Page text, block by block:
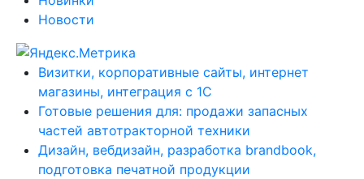
Новости
Визитки, корпоративные сайты, интернет
магазины, интеграция с 1С
Готовые решения для: продажи запасных
частей автотракторной техники
Дизайн, вебдизайн, разработка brandbook,
подготовка печатной продукции